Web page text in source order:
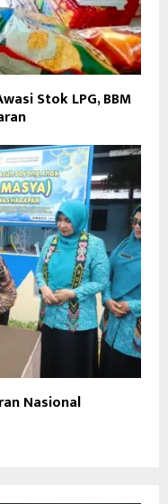
Stok LPG, BBM
Nasional